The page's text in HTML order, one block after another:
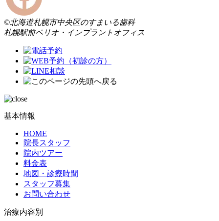
©北海道札幌市中央区のすまいる歯科
札幌駅前ペリオ・インプラントオフィス
基本情報
HOME
院長スタッフ
院内ツアー
料金表
地図・診療時間
スタッフ募集
お問い合わせ
治療内容別